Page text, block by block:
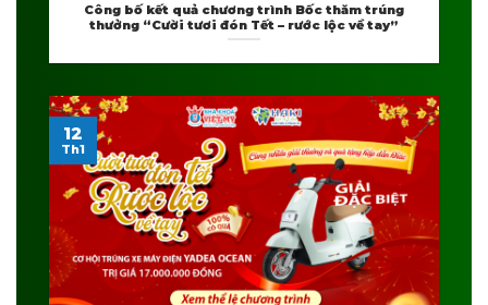
Công bố kết quả chương trình Bốc thăm trúng
thưởng “Cười tươi đón Tết – rước lộc về tay”
12
Th1